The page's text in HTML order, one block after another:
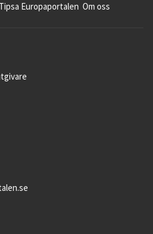
Tipsa Europaportalen Om oss